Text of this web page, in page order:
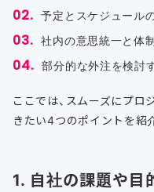
予定とスケジュール
社内の意思統一と体
部分的な外注を検討
ここでは、スムーズにプ
きたい4つのポイントを紹
1. 自社の課題や目